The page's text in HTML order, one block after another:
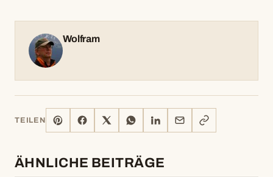
Wolfram
TEILEN
PINTERESTFACEBOOK WHATSAPPLINKEDIN
MAIL
LINK
KOPIEREN
ÄHNLICHE BEITRÄGE